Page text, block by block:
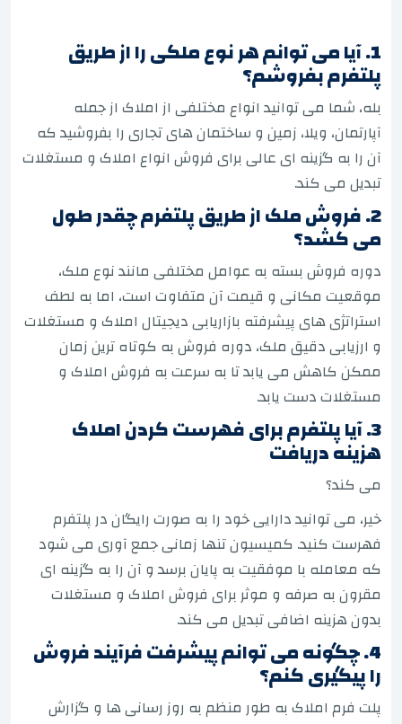
1. آیا می توانم هر نوع ملکی را از طریق
پلتفرم بفروشم؟
بله، شما می توانید انواع مختلفی از املاک از جمله
آپارتمان، ویلا، زمین و ساختمان های تجاری را بفروشید که
آن را به گزینه ای عالی برای فروش انواع املاک و مستغلات
تبدیل می کند.
2. فروش ملک از طریق پلتفرم چقدر طول
می کشد؟
دوره فروش بسته به عوامل مختلفی مانند نوع ملک،
موقعیت مکانی و قیمت آن متفاوت است، اما به لطف
استراتژی های پیشرفته بازاریابی دیجیتال املاک و مستغلات
و ارزیابی دقیق ملک، دوره فروش به کوتاه ترین زمان
ممکن کاهش می یابد تا به سرعت به فروش املاک و
مستغلات دست یابد.
3. آیا پلتفرم برای فهرست کردن املاک
هزینه دریافت
می کند؟
خیر، می توانید دارایی خود را به صورت رایگان در پلتفرم
فهرست کنید. کمیسیون تنها زمانی جمع آوری می شود
که معامله با موفقیت به پایان برسد و آن را به گزینه ای
مقرون به صرفه و موثر برای فروش املاک و مستغلات
بدون هزینه اضافی تبدیل می کند.
4. چگونه می توانم پیشرفت فرآیند فروش
را پیگیری کنم؟
پلت فرم املاک به طور منظم به روز رسانی ها و گزارش